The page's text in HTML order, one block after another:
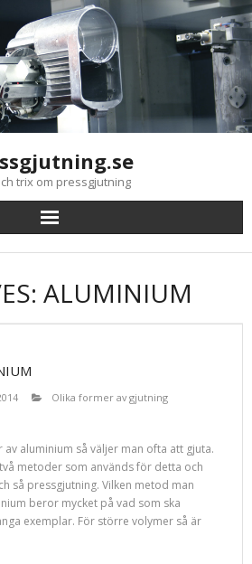
trix om pressgjutning
ALUMINIUM
Olika former av gjutning
av aluminium så väljer man ofta att gjuta.
metoder som används för detta och
så pressgjutning. Vilken metod man
beror mycket på vad som ska
exemplar. För större volymer så är